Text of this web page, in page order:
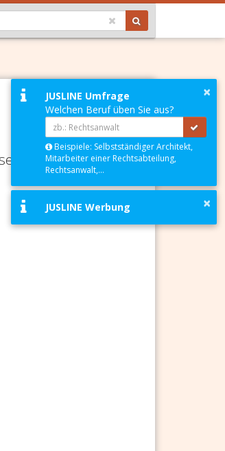
WERT IST ALLE
Services und
×
JUSLINE Umfrage
Welchen Beruf üben Sie aus?
Beispiele: Selbstständiger Architekt,
Mitarbeiter einer Rechtsabteilung,
Rechtsanwalt,...
×
JUSLINE Werbung